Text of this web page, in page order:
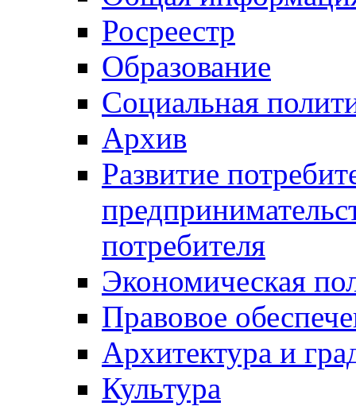
Росреестр
Образование
Социальная
Архив
Развитие
потребителя
Экономическая
Правовое
Архитектура и
Культура